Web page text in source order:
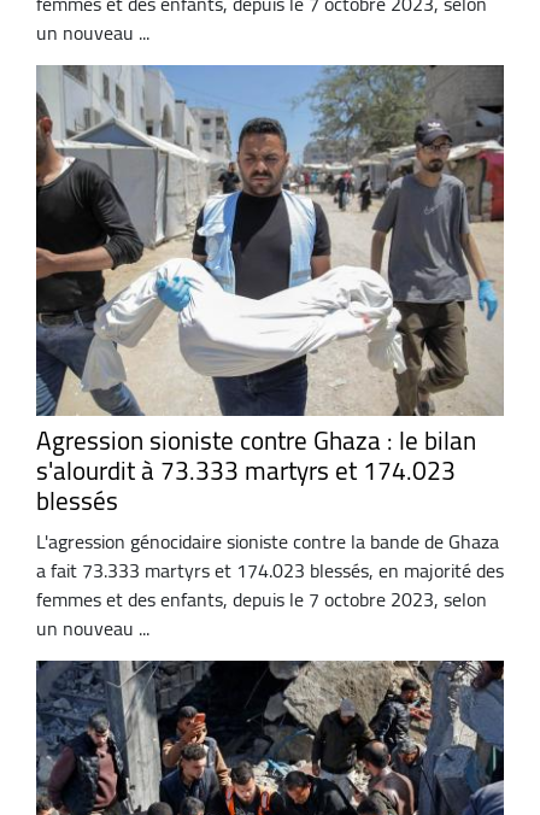
un nouveau ...
Agression sioniste contre Ghaza : le bilan
s'alourdit à 73.333 martyrs et 174.023
blessés
L'agression génocidaire sioniste contre la bande de Ghaza
a fait 73.333 martyrs et 174.023 blessés, en majorité des
femmes et des enfants, depuis le 7 octobre 2023, selon
un nouveau ...